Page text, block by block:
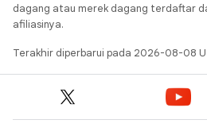
dagang atau merek dagang terdaftar
afiliasinya.
Terakhir diperbarui pada 2026-08-08